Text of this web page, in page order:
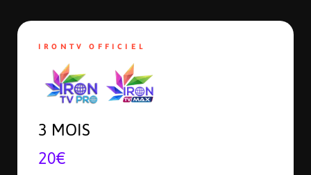
IRONTV OFFICIEL
3 MOIS
20€